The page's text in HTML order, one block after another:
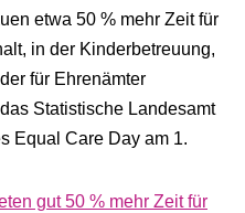
etwa 50 % mehr Zeit für
in der Kinderbetreuung,
für Ehrenämter
Statistische Landesamt
Equal Care Day am 1.
gut 50 % mehr Zeit für